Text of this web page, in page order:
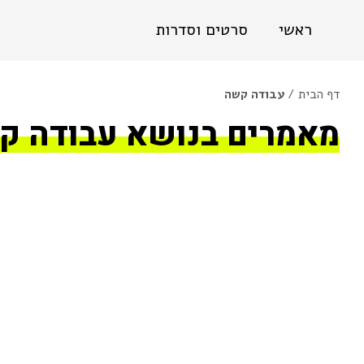
ראשי סרטים וסדרות
דף הבית / עבודה קשה
מאמרים בנושא עבודה